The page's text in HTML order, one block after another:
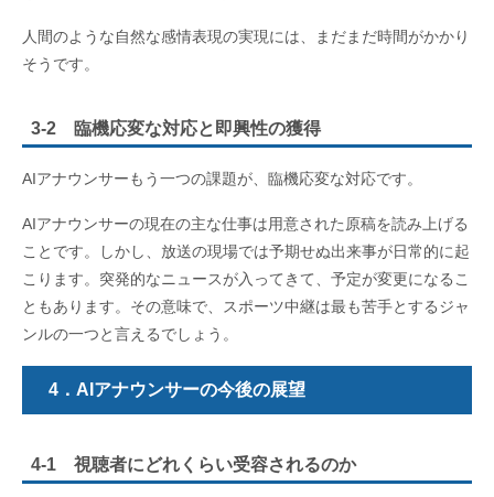
人間のような自然な感情表現の実現には、まだまだ時間がかかり
そうです。
3-2 臨機応変な対応と即興性の獲得
AIアナウンサーもう一つの課題が、臨機応変な対応です。
AIアナウンサーの現在の主な仕事は用意された原稿を読み上げる
ことです。しかし、放送の現場では予期せぬ出来事が日常的に起
こります。突発的なニュースが入ってきて、予定が変更になるこ
ともあります。その意味で、スポーツ中継は最も苦手とするジャ
ンルの一つと言えるでしょう。
4．AIアナウンサーの今後の展望
4-1 視聴者にどれくらい受容されるのか